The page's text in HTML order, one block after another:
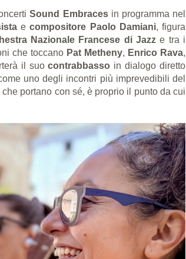
Sound Embracesin programma nel
ecompositore Paolo Damiani, figura
Nazionale Francese di Jazze tra i
che toccano Pat Metheny, Enrico Rava,
il suocontrabbasso in dialogo diretto
uno degli incontri più imprevedibili del
portano con sé, è proprio il punto da cui